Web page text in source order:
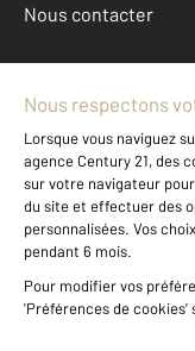
Nous contacter
Mentions
Location